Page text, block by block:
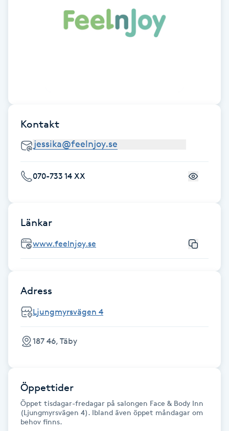
Gellack
Gellack med förstärkning
Gravidmassage
Gravidyoga
Hatha Yoga
Healing
Herrklippning
Kontakt
070-733 14 XX
Länkar
www.feelnjoy.se
Adress
Ljungmyrsvägen 4
187 46, Täby
Öppettider
Öppet tisdagar-fredagar på salongen Face & Body Inn
(Ljungmyrsvägen 4). Ibland även öppet måndagar om
behov finns.